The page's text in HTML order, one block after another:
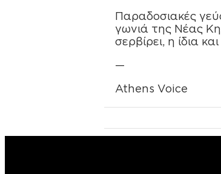
Παραδοσιακές
γωνιά της Νέας
σερβίρει, η ίδια
—
Athens Voice